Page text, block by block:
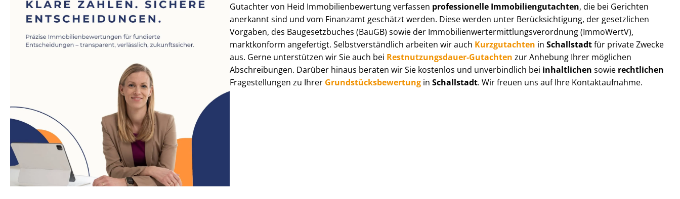
Gutachter von Heid Im­mo­bi­li­en­be­wer­tung verfassen professionelle Im­mo­bi­li­en­gut­ach­ten, die bei Gerichten
anerkannt sind und vom Finanzamt geschätzt werden. Diese werden unter Be­rück­sich­ti­gung, der gesetzlichen
Vorgaben, des Baugesetzbuches (BauGB) sowie der Im­mo­bi­li­en­wert­ermitt­lungs­ver­ord­nung (ImmoWertV),
marktkonform angefertigt. Selbst­ver­ständ­lich arbeiten wir auch Kurzgutachten in Schallstadtfür private Zwecke
aus. Gerne unterstützen wir Sie auch bei Rest­nut­zungs­dau­er-Gutachten zur Anhebung Ihrer möglichen
Abschreibungen. Darüber hinaus beraten wir Sie kostenlos und unverbindlich bei inhaltlichen sowie rechtlichen
Fragestellungen zu Ihrer Grund­stücks­be­wer­tung inSchallstadt. Wir freuen uns auf Ihre Kontaktaufnahme.